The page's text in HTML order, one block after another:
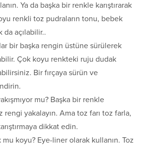
Ya da başka bir renkle karıştırarak
renkli toz pudraların tonu, bebek
da açılabilir..
bir başka rengin üstüne sürülerek
Çok koyu renkteki ruju dudak
Bir fırçaya sürün ve
mu? Başka bir renkle
rengi yakalayın. Ama toz farı toz farla,
dikkat edin.
mu koyu? Eye-liner olarak kullanın. Toz